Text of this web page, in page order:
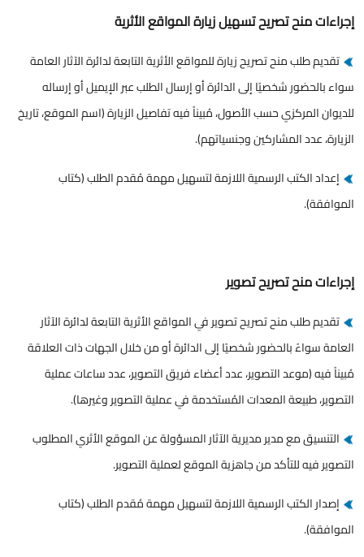
إجراءات منح تصريح تسهيل زيارة المواقع الأثرية
تقديم طلب منح تصريح زيارة للمواقع الأثرية التابعة لدائرة الآثار العامة
سواء بالحضور شخصيًا إلى الدائرة أو إرسال الطلب عبر الإيميل أو إرساله
للديوان المركزي حسب الأصول، مُبيناً فيه تفاصيل الزيارة (اسم الموقع، تاريخ
الزيارة، عدد المشاركين وجنسياتهم).
إعداد الكتب الرسمية اللازمة لتسهيل مهمة مُقدم الطلب (كتاب
الموافقة).
إجراءات منح تصريح تصوير
تقديم طلب منح تصريح تصوير في المواقع الأثرية التابعة لدائرة الآثار
العامة سواءً بالحضور شخصيًا إلى الدائرة أو من خلال الجهات ذات العلاقة
مُبيناً فيه (موعد التصوير، عدد أعضاء فريق التصوير، عدد ساعات عملية
التصوير، طبيعة المعدات المُستخدمة في عملية التصوير وغيرها).
التنسيق مع مدير مديرية الآثار المسؤولة عن الموقع الأثري المطلوب
التصوير فيه للتأكد من جاهزية الموقع لعملية التصوير.
إصدار الكتب الرسمية اللازمة لتسهيل مهمة مُقدم الطلب (كتاب
الموافقة).